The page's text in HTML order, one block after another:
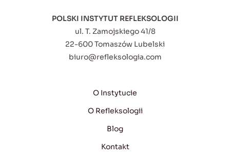
POLSKI INSTYTUT REFLEKSOLOGII
ul. T. Zamojskiego 41/8
22-600 Tomaszów Lubelski
biuro@refleksologia.com
O Instytucie
O Refleksologii
Blog
Kontakt